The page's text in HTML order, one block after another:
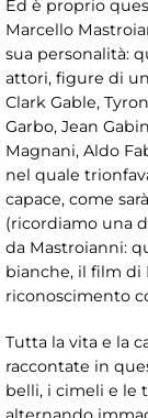
Ed è proprio
Marcello
sua personalità:
attori, figure di
Clark Gable,
Garbo, Jean
Magnani, Aldo
nel quale
capace, come
(ricordiamo una
da Mastroianni:
bianche, il film di
riconoscimento
Tutta la vita e la
raccontate in
belli, i cimeli e le